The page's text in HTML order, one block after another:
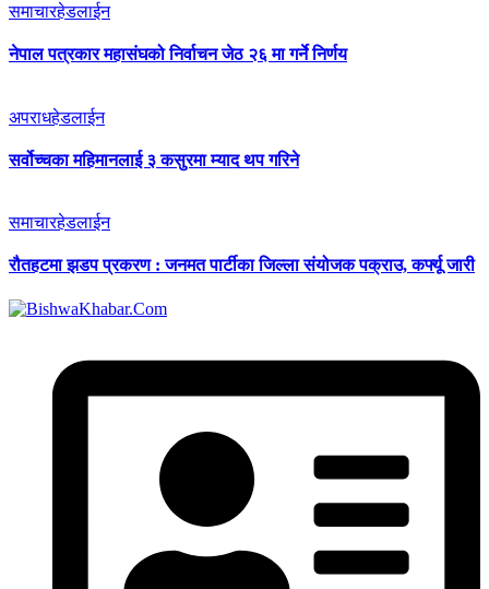
समाचारहेडलाईन
नेपाल पत्रकार महासंघको निर्वाचन जेठ २६ मा गर्ने निर्णय
अपराधहेडलाईन
सर्वोच्चका महिमानलाई ३ कसुरमा म्याद थप गरिने
समाचारहेडलाईन
रौतहटमा झडप प्रकरण : जनमत पार्टीका जिल्ला संयोजक पक्राउ, कर्फ्यू जारी